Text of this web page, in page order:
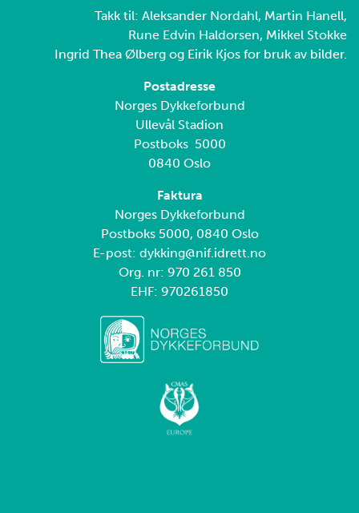
Takk til: Aleksander Nordahl, Martin Hanell,
Rune Edvin Haldorsen, Mikkel Stokke
Ingrid Thea Ølberg og Eirik Kjos for bruk av bilder.
Postadresse
Norges Dykkeforbund
Ullevål Stadion
Postboks 5000
0840 Oslo
Faktura
Norges Dykkeforbund
Postboks 5000, 0840 Oslo
E-post: dykking@nif.idrett.no
Org. nr: 970 261 850
EHF: 970261850